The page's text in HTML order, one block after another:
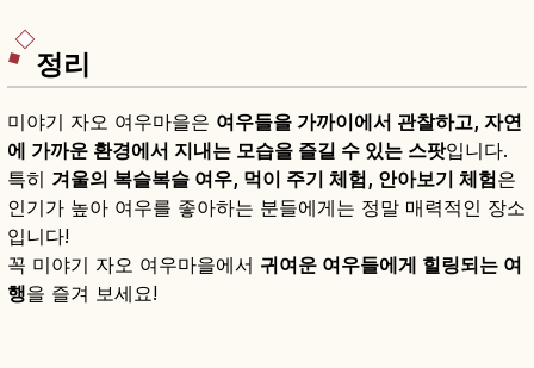
정리
미야기 자오 여우마을은 여우들을 가까이에서 관찰하고, 자연
에 가까운 환경에서 지내는 모습을 즐길 수 있는 스팟입니다.
특히 겨울의 복슬복슬 여우, 먹이 주기 체험, 안아보기 체험은
인기가 높아 여우를 좋아하는 분들에게는 정말 매력적인 장소
입니다!
꼭 미야기 자오 여우마을에서 귀여운 여우들에게 힐링되는 여
행을 즐겨 보세요!